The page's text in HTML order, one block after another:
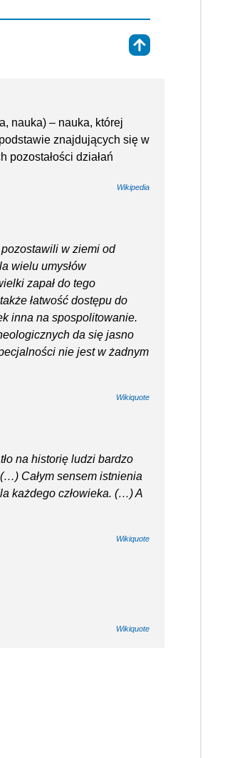
nauka) – nauka, której
znajdujących się w
pozostałości działań
Wikipedia
w ziemi od
wielu umysłów
zapał do tego
łatwość dostępu do
inna na spospolitowanie.
da się jasno
nie jest w żadnym
Wikiquote
na historię ludzi bardzo
Całym sensem istnienia
każdego człowieka. (…) A
Wikiquote
Wikiquote